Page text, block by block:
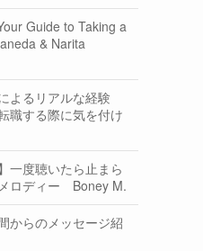
Guide to Taking a
& Narita
よるリアルな経験
職する際に気を付け
一度聴いたら止まら
ロディー Boney M.
からのメッセージ紹